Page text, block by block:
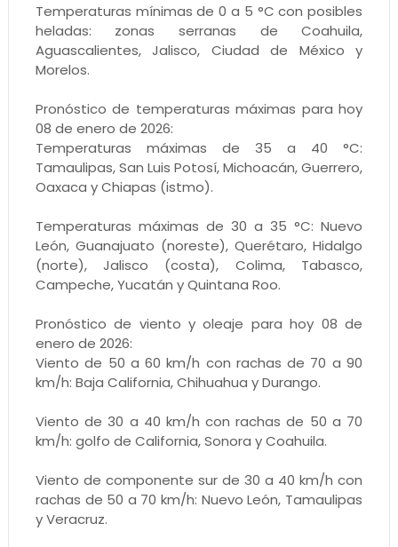
Temperaturas mínimas de 0 a 5 °C con posibles
heladas: zonas serranas de Coahuila,
Aguascalientes, Jalisco, Ciudad de México y
Morelos.
Pronóstico de temperaturas máximas para hoy
08 de enero de 2026:
Temperaturas máximas de 35 a 40 °C:
Tamaulipas, San Luis Potosí, Michoacán, Guerrero,
Oaxaca y Chiapas (istmo).
Temperaturas máximas de 30 a 35 °C: Nuevo
León, Guanajuato (noreste), Querétaro, Hidalgo
(norte), Jalisco (costa), Colima, Tabasco,
Campeche, Yucatán y Quintana Roo.
Pronóstico de viento y oleaje para hoy 08 de
enero de 2026:
Viento de 50 a 60 km/h con rachas de 70 a 90
km/h: Baja California, Chihuahua y Durango.
Viento de 30 a 40 km/h con rachas de 50 a 70
km/h: golfo de California, Sonora y Coahuila.
Viento de componente sur de 30 a 40 km/h con
rachas de 50 a 70 km/h: Nuevo León, Tamaulipas
y Veracruz.